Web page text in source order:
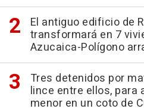
El antiguo edificio de
transformará en 7
Azucaica-Polígono
Tres detenidos por
lince entre ellos, para
menor en un coto de